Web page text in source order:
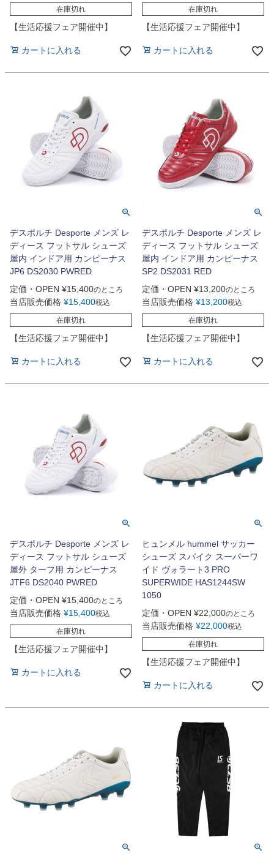
在庫切れ
【生活応援フェア開催中】
カートに入れる
在庫切れ
【生活応援フェア開催中】
カートに入れる
デスポルチ Desporte メンズ レ
ディース フットサル シューズ
屋内 インドア用 カンピーナス
JP6 DS2030 PWRED
定価・OPEN ¥15,400のところ
当店販売価格 ¥15,400税込
在庫切れ
【生活応援フェア開催中】
カートに入れる
デスポルチ Desporte メンズ レ
ディース フットサル シューズ
屋内 インドア用 カンピーナス
SP2 DS2031 RED
定価・OPEN ¥13,200のところ
当店販売価格 ¥13,200税込
在庫切れ
【生活応援フェア開催中】
カートに入れる
デスポルチ Desporte メンズ レ
ディース フットサル シューズ
屋外 ターフ用 カンピーナス
JTF6 DS2040 PWRED
定価・OPEN ¥15,400のところ
当店販売価格 ¥15,400税込
在庫切れ
【生活応援フェア開催中】
カートに入れる
ヒュンメル hummel サッカー
シューズ スパイク スーパーワ
イド ヴォラート3 PRO
SUPERWIDE HAS1244SW
1050
定価・OPEN ¥22,000のところ
当店販売価格 ¥22,000税込
在庫切れ
【生活応援フェア開催中】
カートに入れる